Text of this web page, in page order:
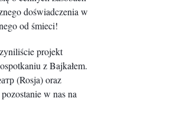
doświadczenia w
od śmieci!
projekt
z Bajkałem.
(Rosja) oraz
w nas na